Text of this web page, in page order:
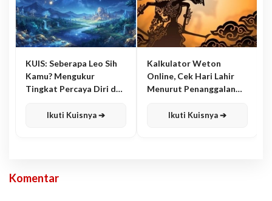
KUIS: Seberapa Leo Sih
Kamu? Mengukur
Tingkat Percaya Diri dan
Ikuti Kuisnya ➔
Kalkulator Weton
Online, Cek Hari Lahir
Menurut Penanggalan
Ikuti Kuisnya ➔
Komentar